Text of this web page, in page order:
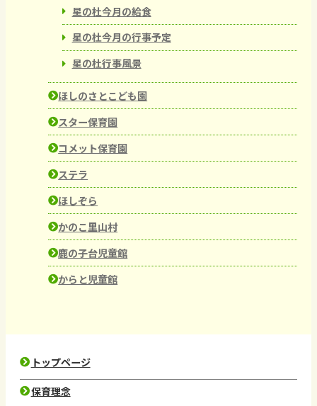
星の杜今月の給食
星の杜今月の行事予定
星の杜行事風景
ほしのさとこども園
スター保育園
コメット保育園
ステラ
ほしぞら
かのこ里山村
鹿の子台児童館
からと児童館
トップページ
保育理念